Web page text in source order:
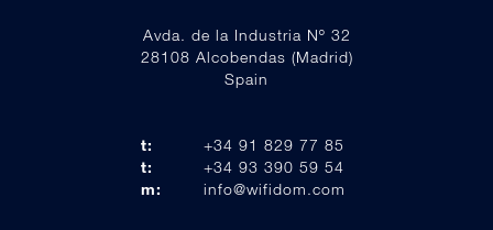
Avda. de la Industria Nº 32
28108 Alcobendas (Madrid)
Spain
t:
+34 91 829 77 85
t:
+34 93 390 59 54
m:
info@wifidom.com